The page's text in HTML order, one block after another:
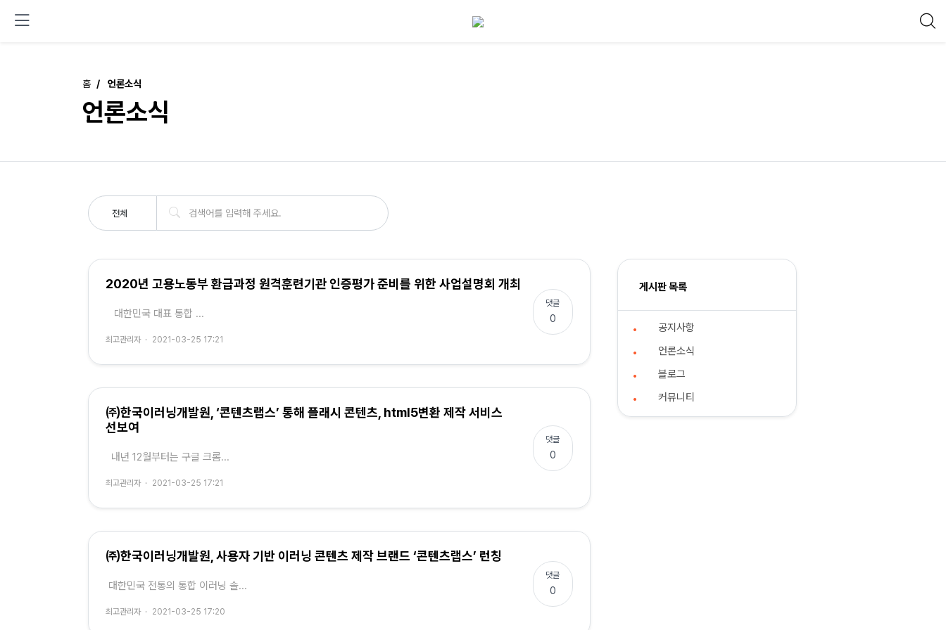
홈 언론소식
언론소식
전체
2020년 고용노동부 환급과정 원격훈련기관 인증평가 준비를 위한 사업설명회 개최
대한민국 대표 통합 ...
최고관리자 · 2021-03-25 17:21
댓글
0
㈜한국이러닝개발원, ‘콘텐츠랩스’ 통해 플래시 콘텐츠, html5변환 제작 서비스
선보여
내년 12월부터는 구글 크롬...
최고관리자 · 2021-03-25 17:21
댓글
0
㈜한국이러닝개발원, 사용자 기반 이러닝 콘텐츠 제작 브랜드 ‘콘텐츠랩스’ 런칭
대한민국 전통의 통합 이러닝 솔...
최고관리자 · 2021-03-25 17:20
댓글
0
게시판 목록
공지사항
언론소식
블로그
커뮤니티